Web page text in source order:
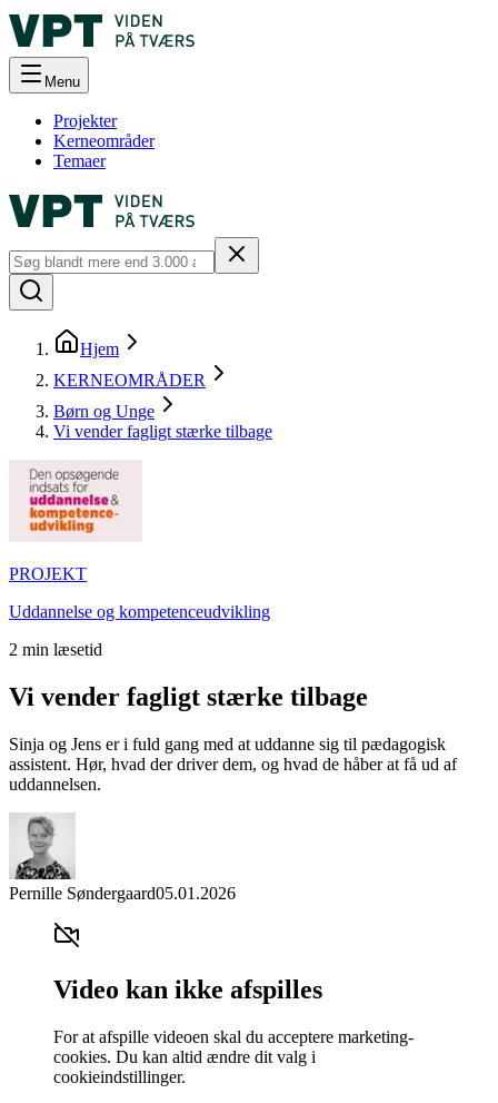
Menu
Projekter
Kerneområder
Temaer
Hjem
KERNEOMRÅDER
Børn og Unge
Vi vender fagligt stærke tilbage
PROJEKT
Uddannelse og kompetenceudvikling
2 min læsetid
Vi vender fagligt stærke tilbage
Sinja og Jens er i fuld gang med at uddanne sig til pædagogisk
assistent. Hør, hvad der driver dem, og hvad de håber at få ud af
uddannelsen.
Pernille Søndergaard05.01.2026
Video kan ikke afspilles
For at afspille videoen skal du acceptere marketing-
cookies. Du kan altid ændre dit valg i
cookieindstillinger.